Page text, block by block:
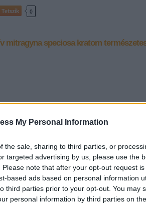
My Personal Information
the sale, sharing to third parties, or
targeted advertising by us, please use the
note that after your opt-out request
based ads based on personal information
third parties prior to your opt-out. You may
personal information by third parties on
Tetszik 0
mitragyna speciosa kratom
próbálom őket összehasonlítani,
levélporos formában történő használata az
székelési…